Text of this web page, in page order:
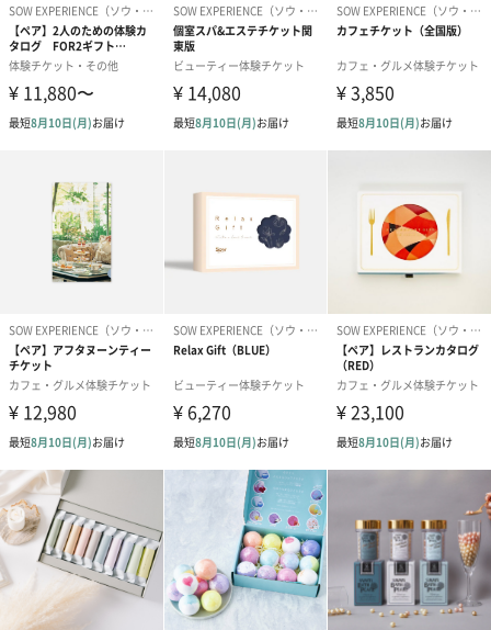
ている人もいまよね◎
毎日仕事や家事、育児で頑張っている、家計簿を見てため息ばか
りついている人も、リラックスカタログによって良い気分転換に
なること間違いなし！
またお家ではCLAYDのパウダーでリラックス！入浴剤としてもパ
ックとしてもお使い頂けます。
◎心も方だもリラックスさせてくれるセットです！
ご利用に関する「よくある質問」はこちら
有効期限、各店舗の営業状況、予約・キャンセルなど、ご利用に
関するお問い合せは、ソウ・エクスペリエンスのカスタマーサポ
ートにて内容をお預かりし、ご対応させていただきます。
ソウ・エクスペリエンスのお問い合わせフォームはこちら
商品詳細情報